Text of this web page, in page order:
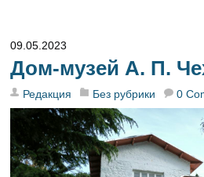
09.05.2023
Дом-музей А. П.
Редакция Без рубрики 0